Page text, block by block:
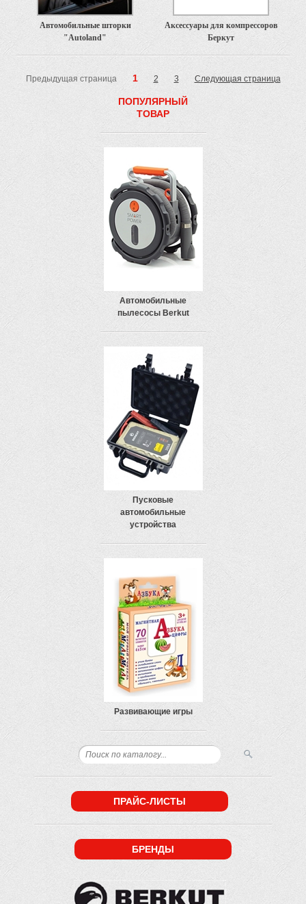
Автомобильные шторки
"Autoland"
Аксессуары для компрессоров
Беркут
Предыдущая страница 1 2 3 Следующая страница
ПОПУЛЯРНЫЙ
ТОВАР
Автомобильные
пылесосы Berkut
Пусковые
автомобильные
устройства
Развивающие игры
ПРАЙС-ЛИСТЫ
БРЕНДЫ